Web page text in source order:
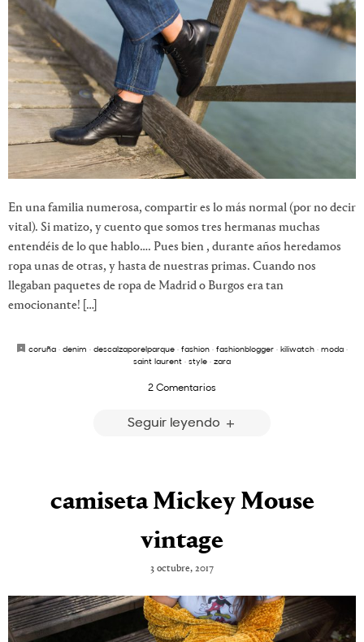
En una familia numerosa, compartir es lo más normal (por no decir
vital). Si matizo, y cuento que somos tres hermanas muchas
entendéis de lo que hablo…. Pues bien , durante años heredamos
ropa unas de otras, y hasta de nuestras primas. Cuando nos
llegaban paquetes de ropa de Madrid o Burgos era tan
emocionante! […]
coruña · denim · descalzaporelparque · fashion · fashionblogger · kiliwatch · moda ·
saint laurent · style · zara
2 Comentarios
Seguir leyendo
camiseta Mickey Mouse
vintage
3 octubre, 2017